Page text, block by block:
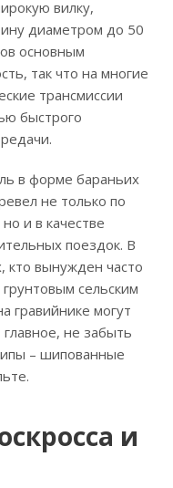
вилку,
диаметром до 50
основным
так что на многие
трансмиссии
быстрого
в форме бараньих
не только по
и в качестве
поездок. В
кто вынужден часто
сельским
гравийнике могут
не забыть
– шипованные
и